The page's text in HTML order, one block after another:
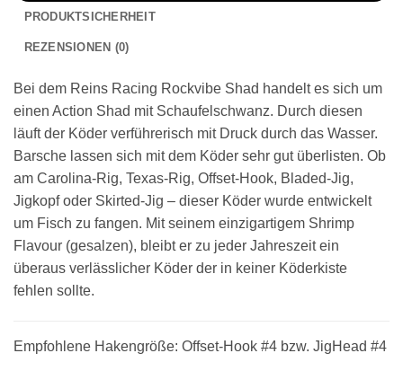
PRODUKTSICHERHEIT
REZENSIONEN (0)
Bei dem Reins Racing Rockvibe Shad handelt es sich um
einen Action Shad mit Schaufelschwanz. Durch diesen
läuft der Köder verführerisch mit Druck durch das Wasser.
Barsche lassen sich mit dem Köder sehr gut überlisten. Ob
am Carolina-Rig, Texas-Rig, Offset-Hook, Bladed-Jig,
Jigkopf oder Skirted-Jig – dieser Köder wurde entwickelt
um Fisch zu fangen. Mit seinem einzigartigem Shrimp
Flavour (gesalzen), bleibt er zu jeder Jahreszeit ein
überaus verlässlicher Köder der in keiner Köderkiste
fehlen sollte.
Empfohlene Hakengröße: Offset-Hook #4 bzw. JigHead #4